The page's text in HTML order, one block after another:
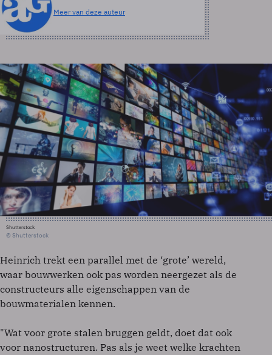
Meer van deze auteur
Shutterstock
© Shutterstock
Heinrich trekt een parallel met de ‘grote’ wereld,
waar bouwwerken ook pas worden neergezet als de
constructeurs alle eigenschappen van de
bouwmaterialen kennen.
"Wat voor grote stalen bruggen geldt, doet dat ook
voor nanostructuren. Pas als je weet welke krachten